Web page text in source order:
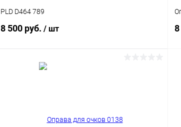
PLD D464 789
8 500 руб. / шт 8